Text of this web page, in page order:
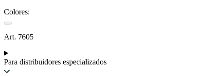
Colores:
Art. 7605
Para distribuidores especializados